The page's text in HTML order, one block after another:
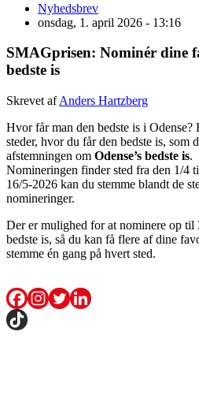
Nyhedsbrev
onsdag, 1. april 2026 - 13:16
SMAGprisen: Nominér dine
bedste is
Skrevet afAnders Hartzberg
Hvor får man den bedste is i Odense?
steder, hvor du får den bedste is, som
afstemningen om Odense’s bedste is.
Nomineringen finder sted fra den 1/4
16/5-2026 kan du stemme blandt de
nomineringer.
Der er mulighed for at nominere op til
bedste is, så du kan få flere af dine
stemme én gang på hvert sted.